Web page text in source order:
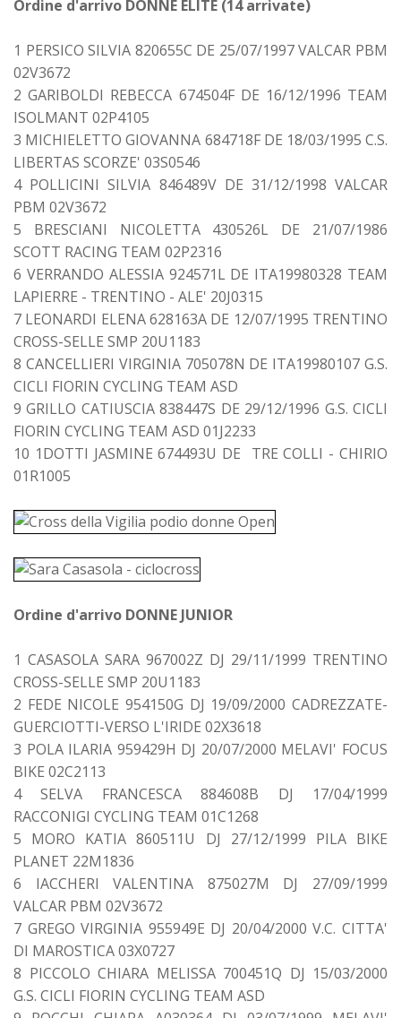
Ordine d'arrivo DONNE ELITE (14 arrivate)
1 PERSICO SILVIA 820655C DE 25/07/1997 VALCAR PBM
02V3672
2 GARIBOLDI REBECCA 674504F DE 16/12/1996 TEAM
ISOLMANT 02P4105
3 MICHIELETTO GIOVANNA 684718F DE 18/03/1995 C.S.
LIBERTAS SCORZE' 03S0546
4 POLLICINI SILVIA 846489V DE 31/12/1998 VALCAR
PBM 02V3672
5 BRESCIANI NICOLETTA 430526L DE 21/07/1986
SCOTT RACING TEAM 02P2316
6 VERRANDO ALESSIA 924571L DE ITA19980328 TEAM
LAPIERRE - TRENTINO - ALE' 20J0315
7 LEONARDI ELENA 628163A DE 12/07/1995 TRENTINO
CROSS-SELLE SMP 20U1183
8 CANCELLIERI VIRGINIA 705078N DE ITA19980107 G.S.
CICLI FIORIN CYCLING TEAM ASD
9 GRILLO CATIUSCIA 838447S DE 29/12/1996 G.S. CICLI
FIORIN CYCLING TEAM ASD 01J2233
10 1DOTTI JASMINE 674493U DE TRE COLLI - CHIRIO
01R1005
Ordine d'arrivo DONNE JUNIOR
1 CASASOLA SARA 967002Z DJ 29/11/1999 TRENTINO
CROSS-SELLE SMP 20U1183
2 FEDE NICOLE 954150G DJ 19/09/2000 CADREZZATE-
GUERCIOTTI-VERSO L'IRIDE 02X3618
3 POLA ILARIA 959429H DJ 20/07/2000 MELAVI' FOCUS
BIKE 02C2113
4 SELVA FRANCESCA 884608B DJ 17/04/1999
RACCONIGI CYCLING TEAM 01C1268
5 MORO KATIA 860511U DJ 27/12/1999 PILA BIKE
PLANET 22M1836
6 IACCHERI VALENTINA 875027M DJ 27/09/1999
VALCAR PBM 02V3672
7 GREGO VIRGINIA 955949E DJ 20/04/2000 V.C. CITTA'
DI MAROSTICA 03X0727
8 PICCOLO CHIARA MELISSA 700451Q DJ 15/03/2000
G.S. CICLI FIORIN CYCLING TEAM ASD